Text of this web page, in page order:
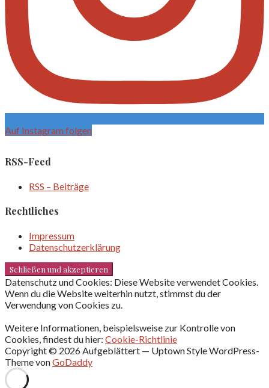
Auf Instagram folgen
RSS-Feed
RSS – Beiträge
Rechtliches
Impressum
Datenschutzerklärung
Datenschutz und Cookies: Diese Website verwendet Cookies.
Wenn du die Website weiterhin nutzt, stimmst du der
Verwendung von Cookies zu.
Weitere Informationen, beispielsweise zur Kontrolle von
Cookies, findest du hier: Cookie-Richtlinie
Copyright © 2026 Aufgeblättert — Uptown Style WordPress-
Theme vonGoDaddy